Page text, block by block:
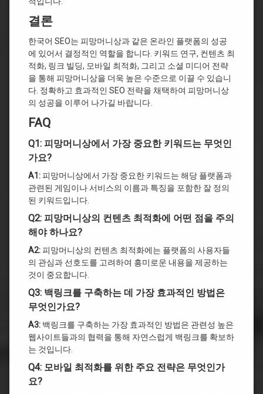
결론
한국어 SEO는 피망머니상과 같은 온라인 플랫폼의 성공
에 있어서 결정적인 역할을 합니다. 키워드 연구, 컨텐츠 최
적화, 링크 빌딩, 모바일 최적화, 그리고 소셜 미디어 전략
을 통해 피망머니상을 더욱 높은 수준으로 이끌 수 있습니
다. 정확하고 효과적인 SEO 전략을 채택하여 피망머니상
의 성공을 이루어 나가길 바랍니다.
FAQ
Q1: 피망머니상에서 가장 중요한 키워드는 무엇인
가요?
A1:피망머니상에서 가장 중요한 키워드는 해당 플랫폼과
관련된 게임이나 서비스의 이름과 특징을 포함한 잘 정의
된 키워드입니다.
Q2: 피망머니상의 컨텐츠 최적화에 어떤 점을 주의
해야 하나요?
A2:피망머니상의 컨텐츠 최적화에는 플랫폼의 사용자들
의 관심과 선호도를 고려하여 흥미로운 내용을 제공하는
것이 중요합니다.
Q3: 백링크를 구축하는 데 가장 효과적인 방법은
무엇인가요?
A3: 백링크를 구축하는 가장 효과적인 방법은 관련성 높은
웹사이트들과의 협력을 통해 자연스럽게 백링크를 확보하
는 것입니다.
Q4: 모바일 최적화를 위한 주요 전략은 무엇인가
요?